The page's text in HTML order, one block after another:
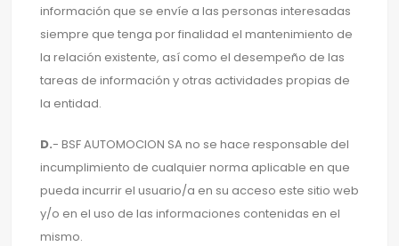
información que se envíe a las personas interesadas
siempre que tenga por finalidad el mantenimiento de
la relación existente, así como el desempeño de las
tareas de información y otras actividades propias de
la entidad.
D.- BSF AUTOMOCION SA no se hace responsable del
incumplimiento de cualquier norma aplicable en que
pueda incurrir el usuario/a en su acceso este sitio web
y/o en el uso de las informaciones contenidas en el
mismo.